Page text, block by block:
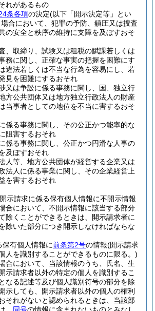
れがあるもの
条各項の決定(以下「開示決定等」とい
合において、犯罪の予防、鎮圧又は捜査
の安全と秩序の維持に支障を及ぼすおそ
、取締り、試験又は租税の賦課若しくは
務に関し、正確な事実の把握を困難にす
違法若しくは不当な行為を容易にし、若
見を困難にするおそれ
又は争訟に係る事務に関し、国、独立行
方公共団体又は地方独立行政法人の財産
当事者としての地位を不当に害するおそ
係る事務に関し、その公正かつ能率的な
阻害するおそれ
係る事務に関し、公正かつ円滑な人事の
及ぼすおそれ
人等、地方公共団体が経営する企業又は
法人に係る事業に関し、その企業経営上
を害するおそれ
示請求に係る保有個人情報に不開示情報
合において、不開示情報に該当する部分
除くことができるときは、開示請求者に
除いた部分につき開示しなければならな
有個人情報に前条第2号の情報(開示請求
人を識別することができるものに限る。)
合において、当該情報のうち、氏名、生
示請求者以外の特定の個人を識別するこ
なる記述等及び個人識別符号の部分を除
示しても、開示請求者以外の個人の権利
それがないと認められるときは、当該部